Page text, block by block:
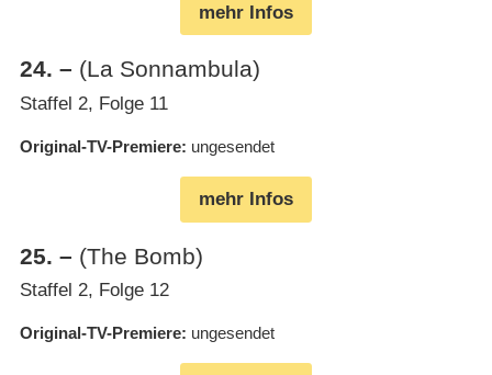
mehr Infos
24. – (La Sonnambula)
Staffel 2, Folge 11
Original-TV-Premiere ungesendet
mehr Infos
25. – (The Bomb)
Staffel 2, Folge 12
Original-TV-Premiere ungesendet